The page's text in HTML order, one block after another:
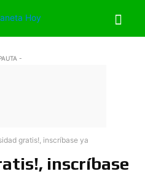
-
gratis!, inscríbase ya
inscríbase